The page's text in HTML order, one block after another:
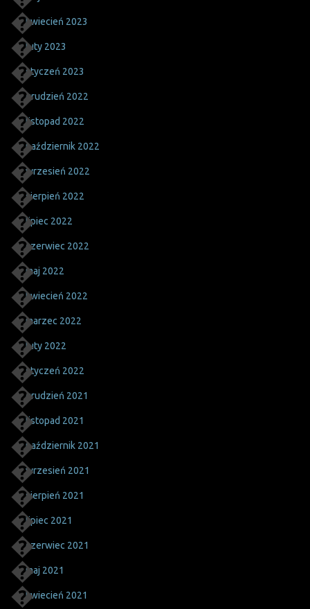
kwiecień 2023
luty 2023
styczeń 2023
grudzień 2022
listopad 2022
październik 2022
wrzesień 2022
sierpień 2022
lipiec 2022
czerwiec 2022
maj 2022
kwiecień 2022
marzec 2022
luty 2022
styczeń 2022
grudzień 2021
listopad 2021
październik 2021
wrzesień 2021
sierpień 2021
lipiec 2021
czerwiec 2021
maj 2021
kwiecień 2021